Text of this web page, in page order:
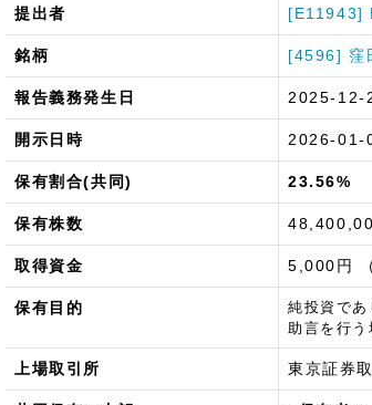
提出者 [E11943]
銘柄 [4596] 窪
報告義務発生日 2025-12-
開示日時 2026-01-
保有割合(共同) 23.56%
保有株数
取得資金 5,000円
保有目的
純投資で
助言を行う
上場取引所 東京証券